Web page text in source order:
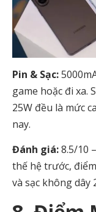
Pin & Sạc:
game hoặc đi xa.
25W đều là mức
nay.
Đánh giá:8.5/10
thế hệ trước,
và sạc không dây